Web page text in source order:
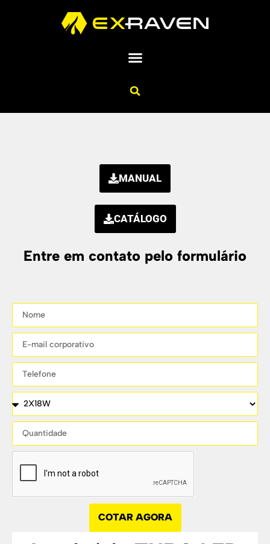
MANUAL
CATÁLOGO
Entre em contato pelo formulário
COTAR AGORA